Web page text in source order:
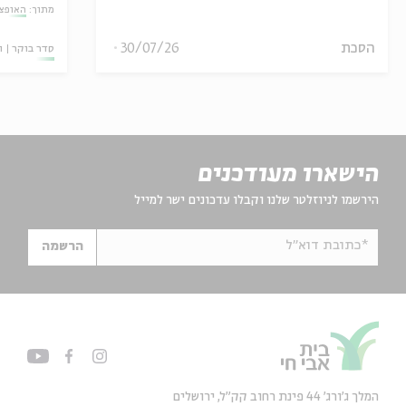
הסכת 30/07/26
מתוך:
סדר בוקר
הישארו מעודכנים
הירשמו לניוזלטר שלנו וקבלו עדכונים ישר למייל
*כתובת דוא"ל הרשמה
המלך ג'ורג' 44 פינת רחוב קק״ל, ירושלים